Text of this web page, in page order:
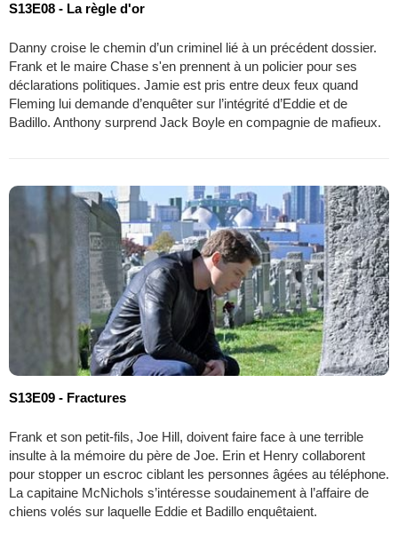
S13E08 - La règle d'or
Danny croise le chemin d’un criminel lié à un précédent dossier.
Frank et le maire Chase s'en prennent à un policier pour ses
déclarations politiques. Jamie est pris entre deux feux quand
Fleming lui demande d’enquêter sur l’intégrité d’Eddie et de
Badillo. Anthony surprend Jack Boyle en compagnie de mafieux.
S13E09 - Fractures
Frank et son petit-fils, Joe Hill, doivent faire face à une terrible
insulte à la mémoire du père de Joe. Erin et Henry collaborent
pour stopper un escroc ciblant les personnes âgées au téléphone.
La capitaine McNichols s’intéresse soudainement à l’affaire de
chiens volés sur laquelle Eddie et Badillo enquêtaient.